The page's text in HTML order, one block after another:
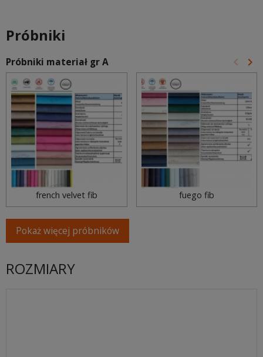
Próbniki
Próbniki materiał gr A keyboard_arrow_left keyboard_arrow_right
french velvet fib fuego fib
Pokaż więcej próbników
ROZMIARY